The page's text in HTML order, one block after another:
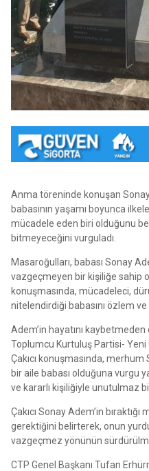
Anma töreninde konuşan Sonay
babasının yaşamı boyunca
mücadele eden biri olduğunu
bitmeyeceğini vurguladı.
Masaroğulları, babası Sonay
vazgeçmeyen bir kişiliğe sahip
konuşmasında, mücadeleci,
nitelendirdiği babasını özlem ve
Adem’in hayatını
Toplumcu Kurtuluş Partisi- Yeni
Çakıcı konuşmasında,
bir aile babası olduğuna vurgu
ve kararlı kişiliğiyle unutulmaz
Çakıcı Sonay Adem’in bıraktığı
gerektiğini belirterek, onun
vazgeçmez yönünün
CTP Genel Başkanı Tufan